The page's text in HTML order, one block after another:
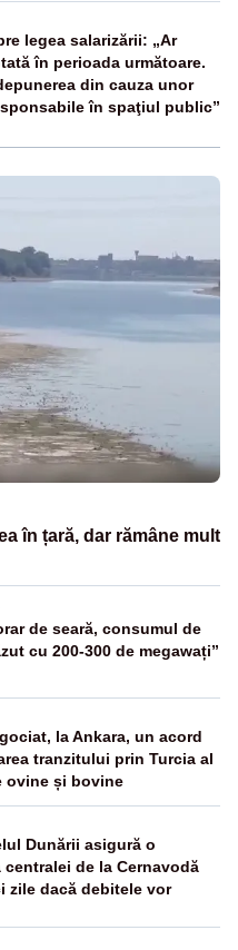
legea salarizării: „Ar
în perioada următoare.
din cauza unor
în spaţiul public”
în țară, dar rămâne mult
de seară, consumul de
cu 200-300 de megawați”
la Ankara, un acord
tranzitului prin Turcia al
ovine și bovine
Dunării asigură o
de la Cernavodă
zile dacă debitele vor